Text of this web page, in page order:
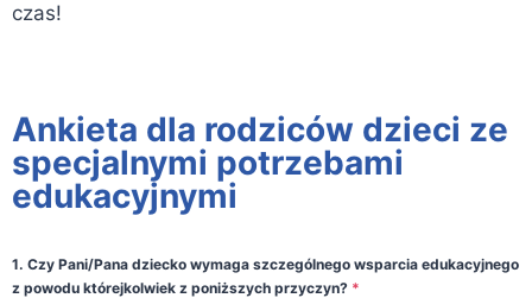
czas!
Ankieta dla rodziców dzieci ze
specjalnymi potrzebami
edukacyjnymi
1. Czy Pani/Pana dziecko wymaga szczególnego wsparcia edukacyjnego
z powodu którejkolwiek z poniższych przyczyn? *